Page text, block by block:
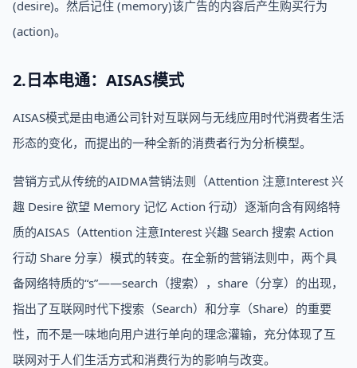
(desire)。然后记住 (memory)该广告的内容后产生购买行为
(action)。
2.日本电通：AISAS模式
AISAS模式是由电通公司针对互联网与无线应用时代消费者生活
形态的变化，而提出的一种全新的消费者行为分析模型。
营销方式从传统的AIDMA营销法则（Attention 注意Interest 兴
趣 Desire 欲望 Memory 记忆 Action 行动）逐渐向含有网络特
质的AISAS（Attention 注意Interest 兴趣 Search 搜索 Action
行动 Share 分享）模式的转变。在全新的营销法则中，两个具
备网络特质的“s”——search（搜索），share（分享）的出现，
指出了互联网时代下搜索（Search）和分享（Share）的重要
性，而不是一味地向用户进行单向的理念灌输，充分体现了互
联网对于人们生活方式和消费行为的影响与改变。